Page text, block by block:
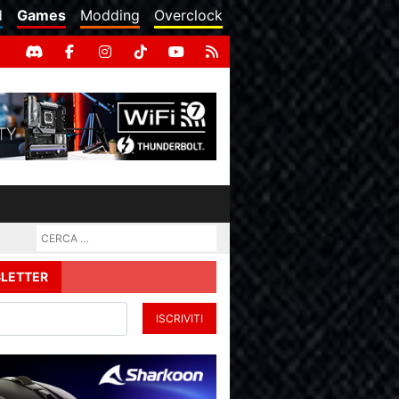
Games Modding Overclock
ISCRIVITI